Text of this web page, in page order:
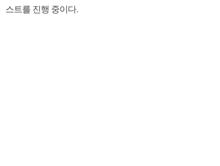
스트를 진행 중이다.